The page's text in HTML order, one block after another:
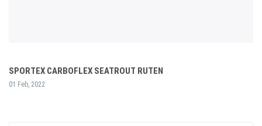
SPORTEX CARBOFLEX SEATROUT RUTEN
01 Feb, 2022